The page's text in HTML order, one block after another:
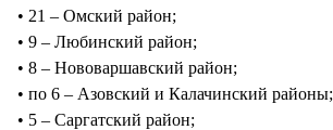
• 21 – Омский район;
• 9 – Любинский район;
• 8 – Нововаршавский район;
• по 6 – Азовский и Калачинский районы;
• 5 – Саргатский район;